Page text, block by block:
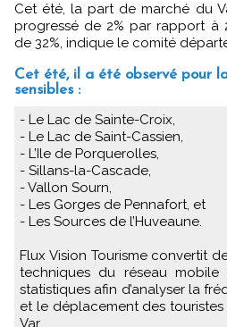
Cet été, la part de marché du
progressé de 2% par rapport à
de 32%, indique le comité
Cet été, il a été observé pour
sensibles :
- Le Lac de Sainte-Croix,
- Le Lac de Saint-Cassien,
- L’Ile de Porquerolles,
- Sillans-la-Cascade,
- Vallon Sourn,
- Les Gorges de Pennafort, et
- Les Sources de l’Huveaune.
Flux Vision Tourisme convertit
techniques du réseau mobile
statistiques afin d’analyser la
et le déplacement des